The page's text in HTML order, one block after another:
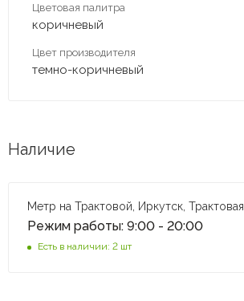
Цветовая палитра
коричневый
Цвет производителя
темно-коричневый
Наличие
Метр на Трактовой, Иркутск,
Режим работы: 9:00 - 20:00
Есть в наличии: 2 шт